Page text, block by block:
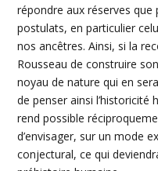
répondre aux réserves que
postulats, en particulier
nos ancêtres. Ainsi, si la
Rousseau de construire
noyau de nature qui en
de penser ainsi
rend possible
d’envisager, sur un mode
conjectural, ce qui